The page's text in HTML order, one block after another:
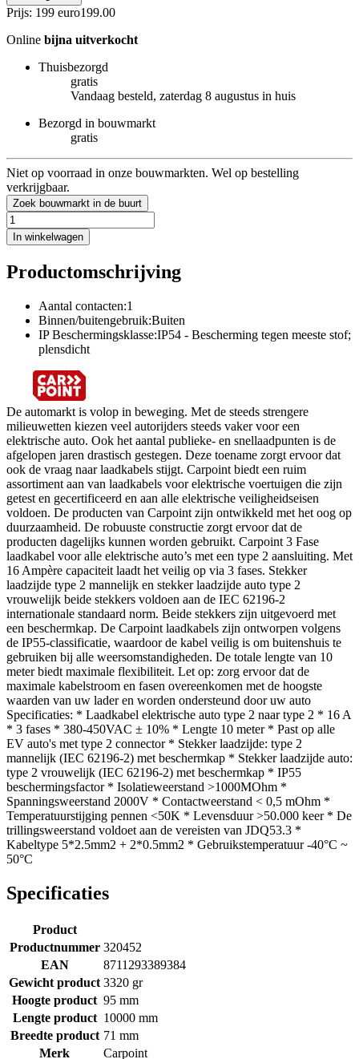
Prijs: 199 euro199.00
Online bijna uitverkocht
Thuisbezorgd
gratis
Vandaag besteld, zaterdag 8 augustus in huis
Bezorgd in bouwmarkt
gratis
Niet op voorraad in onze bouwmarkten. Wel op bestelling
verkrijgbaar.
Zoek bouwmarkt in de buurt
In winkelwagen
Productomschrijving
Aantal contacten:1
Binnen/buitengebruik:Buiten
IP Beschermingsklasse:IP54 - Bescherming tegen meeste stof;
plensdicht
De automarkt is volop in beweging. Met de steeds strengere
milieuwetten kiezen veel autorijders steeds vaker voor een
elektrische auto. Ook het aantal publieke- en snellaadpunten is de
afgelopen jaren drastisch gestegen. Deze toename zorgt ervoor dat
ook de vraag naar laadkabels stijgt. Carpoint biedt een ruim
assortiment aan van laadkabels voor elektrische voertuigen die zijn
getest en gecertificeerd en aan alle elektrische veiligheidseisen
voldoen. De producten van Carpoint zijn ontwikkeld met het oog op
duurzaamheid. De robuuste constructie zorgt ervoor dat de
producten dagelijks kunnen worden gebruikt. Carpoint 3 Fase
laadkabel voor alle elektrische auto’s met een type 2 aansluiting. Met
16 Ampère capaciteit laadt het veilig op via 3 fases. Stekker
laadzijde type 2 mannelijk en stekker laadzijde auto type 2
vrouwelijk beide stekkers voldoen aan de IEC 62196-2
internationale standaard norm. Beide stekkers zijn uitgevoerd met
een beschermkap. De Carpoint laadkabels zijn ontworpen volgens
de IP55-classificatie, waardoor de kabel veilig is om buitenshuis te
gebruiken bij alle weersomstandigheden. De totale lengte van 10
meter biedt maximale flexibiliteit. Let op: zorg ervoor dat de
maximale kabelstroom en fasen overeenkomen met de hoogste
waarden van uw lader en worden ondersteund door uw auto
Specificaties: * Laadkabel elektrische auto type 2 naar type 2 * 16 A
* 3 fases * 380-450VAC ± 10% * Lengte 10 meter * Past op alle
EV auto's met type 2 connector * Stekker laadzijde: type 2
mannelijk (IEC 62196-2) met beschermkap * Stekker laadzijde auto:
type 2 vrouwelijk (IEC 62196-2) met beschermkap * IP55
beschermingsfactor * Isolatieweerstand >1000MOhm *
Spanningsweerstand 2000V * Contactweerstand < 0,5 mOhm *
Temperatuurstijging pennen <50K * Levensduur >50.000 keer * De
trillingsweerstand voldoet aan de vereisten van JDQ53.3 *
Kabeltype 5*2.5mm2 + 2*0.5mm2 * Gebruikstemperatuur -40°C ~
50°C
Specificaties
Product
Productnummer 320452
EAN
8711293389384
Gewicht product 3320 gr
Hoogte product 95 mm
Lengte product 10000 mm
Breedte product 71 mm
Merk
Carpoint